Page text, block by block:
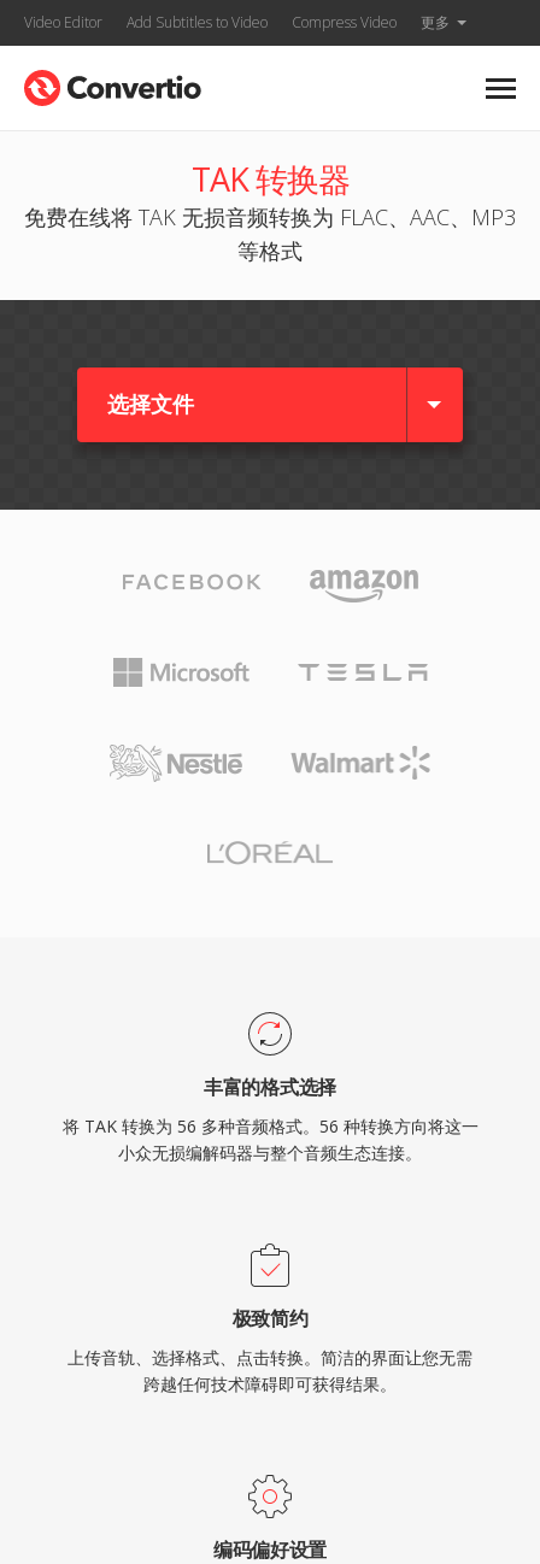
Video Editor Add Subtitles to Video Compress Video 更多
TAK 转换器
免费在线将 TAK 无损音频转换为 FLAC、AAC、MP3
等格式
选择文件
丰富的格式选择
将 TAK 转换为 56 多种音频格式。56 种转换方向将这一
小众无损编解码器与整个音频生态连接。
极致简约
上传音轨、选择格式、点击转换。简洁的界面让您无需
跨越任何技术障碍即可获得结果。
编码偏好设置